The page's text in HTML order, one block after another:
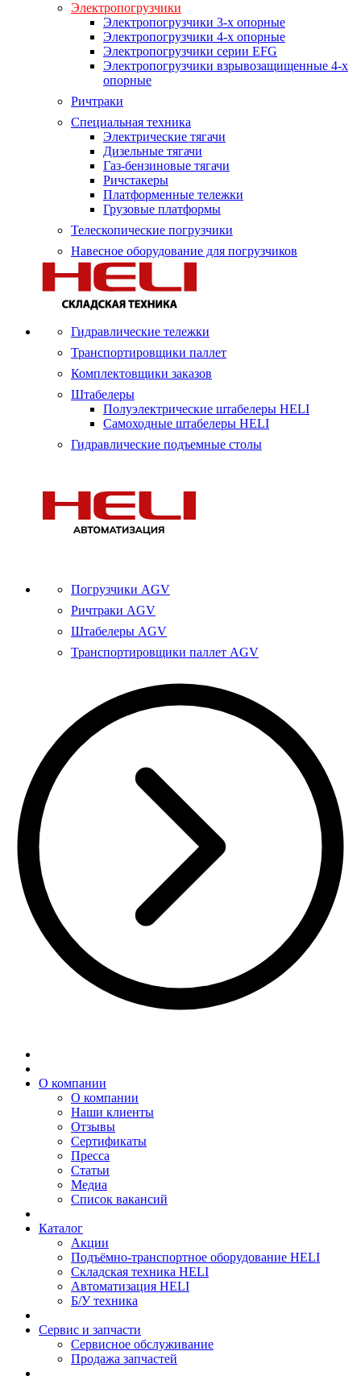
Электропогрузчики
Электропогрузчики 3-х опорные
Электропогрузчики 4-х опорные
Электропогрузчики серии EFG
Электропогрузчики взрывозащищенные 4-х
опорные
Ричтраки
Специальная техника
Электрические тягачи
Дизельные тягачи
Газ-бензиновые тягачи
Ричстакеры
Платформенные тележки
Грузовые платформы
Телескопические погрузчики
Навесное оборудование для погрузчиков
Гидравлические тележки
Транспортировщики паллет
Комплектовщики заказов
Штабелеры
Полуэлектрические штабелеры HELI
Самоходные штабелеры HELI
Гидравлические подъемные столы
Погрузчики AGV
Ричтраки AGV
Штабелеры AGV
Транспортировщики паллет AGV
О компании
О компании
Наши клиенты
Отзывы
Сертификаты
Пресса
Статьи
Медиа
Список вакансий
Каталог
Акции
Подъёмно-транспортное оборудование HELI
Складская техника HELI
Автоматизация HELI
Б/У техника
Сервис и запчасти
Сервисное обслуживание
Продажа запчастей